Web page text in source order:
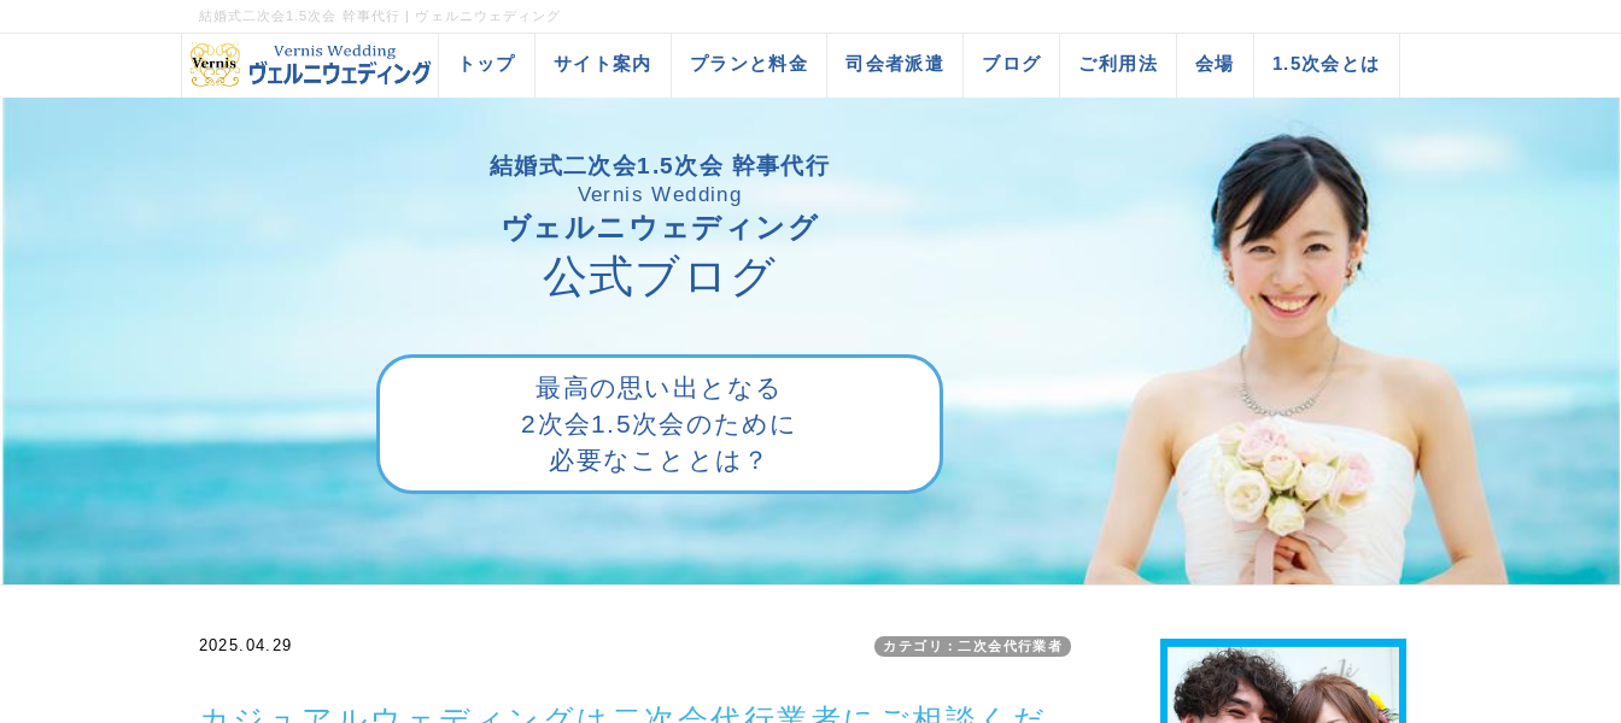
結婚式二次会1.5次会 幹事代行 | ヴェルニウェディング
トップ サイト案内 プランと料金 司会者派遣 ブログ ご利用法 会場 1.5次会とは
結婚式二次会1.5次会 幹事代行
Vernis Wedding
ヴェルニウェディング
公式ブログ
最高の思い出となる
2次会1.5次会のために
必要なこととは？
2025.04.29 カテゴリ：二次会代行業者